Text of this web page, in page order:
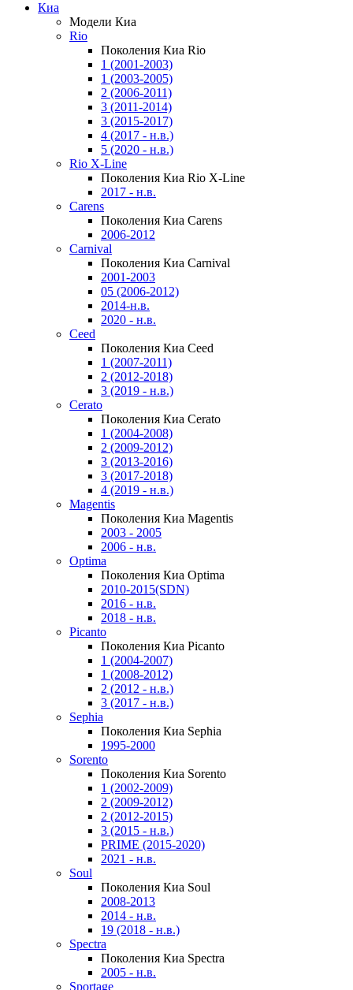
Киа
Модели Киа
Rio
Поколения Киа Rio
1 (2001-2003)
1 (2003-2005)
2 (2006-2011)
3 (2011-2014)
3 (2015-2017)
4 (2017 - н.в.)
5 (2020 - н.в.)
Rio X-Line
Поколения Киа Rio X-Line
2017 - н.в.
Carens
Поколения Киа Carens
2006-2012
Carnival
Поколения Киа Carnival
2001-2003
05 (2006-2012)
2014-н.в.
2020 - н.в.
Ceed
Поколения Киа Ceed
1 (2007-2011)
2 (2012-2018)
3 (2019 - н.в.)
Cerato
Поколения Киа Cerato
1 (2004-2008)
2 (2009-2012)
3 (2013-2016)
3 (2017-2018)
4 (2019 - н.в.)
Magentis
Поколения Киа Magentis
2003 - 2005
2006 - н.в.
Optima
Поколения Киа Optima
2010-2015(SDN)
2016 - н.в.
2018 - н.в.
Picanto
Поколения Киа Picanto
1 (2004-2007)
1 (2008-2012)
2 (2012 - н.в.)
3 (2017 - н.в.)
Sephia
Поколения Киа Sephia
1995-2000
Sorento
Поколения Киа Sorento
1 (2002-2009)
2 (2009-2012)
2 (2012-2015)
3 (2015 - н.в.)
PRIME (2015-2020)
2021 - н.в.
Soul
Поколения Киа Soul
2008-2013
2014 - н.в.
19 (2018 - н.в.)
Spectra
Поколения Киа Spectra
2005 - н.в.
Sportage